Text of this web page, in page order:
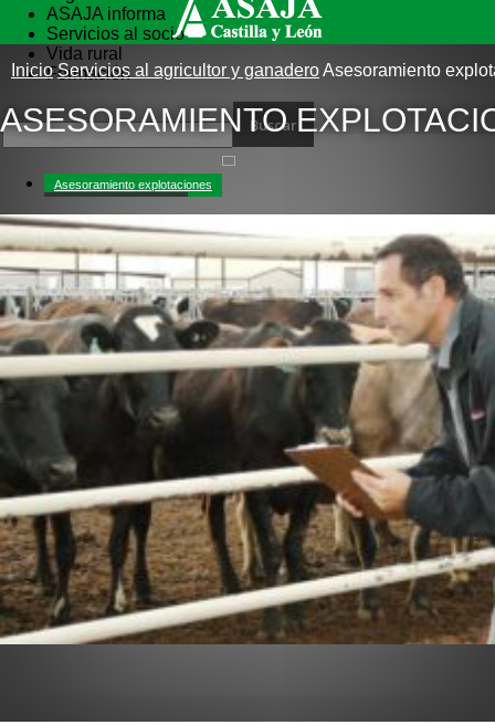
ASAJA informa
Servicios al socio
Vida rural
Formación
Inicio Servicios al agricultor y ganaderoAsesoramiento
ASESORAMIENTO
Asesoramiento explotaciones
Especial coronavirus